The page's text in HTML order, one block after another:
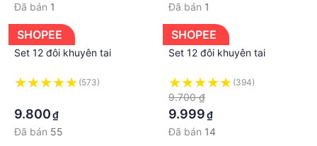
Đã bán 1
Đã bán 1
SHOPEE
Set 12 đôi khuyên tai
(573)
9.800₫
Đã bán 55
SHOPEE
Set 12 đôi khuyên tai
(394)
9.700 ₫
9.999₫
Đã bán 14